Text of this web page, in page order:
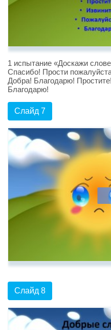
1 испытание «Доскажи
Спасибо! Прости
Добра! Благодарю!
Благодарю!
Слайд 7
Слайд 8